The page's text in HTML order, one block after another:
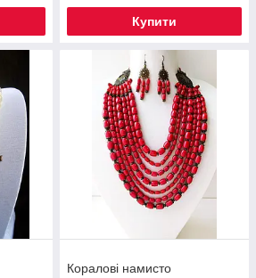
Купити
Коралові намисто